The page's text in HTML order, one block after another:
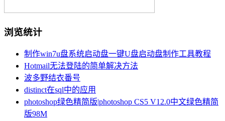
浏览统计
制作win7u盘系统启动盘一键U盘启动盘制作工具教程
Hotmail无法登陆的简单解决方法
波多野结衣番号
distinct在sql中的应用
photoshop绿色精简版|photoshop CS5 V12.0中文绿色精简
版98M